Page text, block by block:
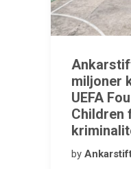
miljoner
UEFA
Children
by